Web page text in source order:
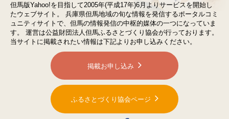
但馬版Yahoo!を目指して2005年(平成17年)6月よりサービスを開始し
たウェブサイト。
兵庫県但馬地域の旬な情報を発信するポータルコミ
ュニティサイトで、 但馬の情報発信の中枢的媒体の一つになっていま
す。
運営は公益財団法人但馬ふるさとづくり協会が行っております。
当サイトに掲載されたい情報は下記よりお申し込みください。
掲載お申し込み
ふるさとづくり協会ページ